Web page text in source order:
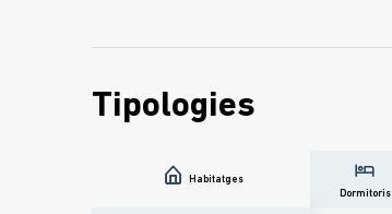
Tipologies
Habitatges
Dormitoris